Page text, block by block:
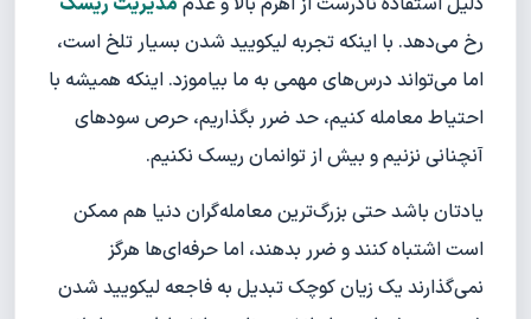
رخ می‌دهد. با اینکه تجربه لیکویید شدن بسیار تلخ است،
اما می‌تواند درس‌های مهمی به ما بیاموزد. اینکه همیشه با
احتیاط معامله کنیم، حد ضرر بگذاریم، حرص سودهای
آنچنانی نزنیم و بیش از توانمان ریسک نکنیم.
یادتان باشد حتی بزرگ‌ترین معامله‌گران دنیا هم ممکن
است اشتباه کنند و ضرر بدهند، اما حرفه‌ای‌ها هرگز
نمی‌گذارند یک زیان کوچک تبدیل به فاجعه لیکویید شدن